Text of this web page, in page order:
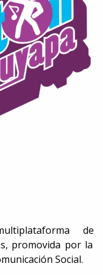
de
promovida por la
Social.